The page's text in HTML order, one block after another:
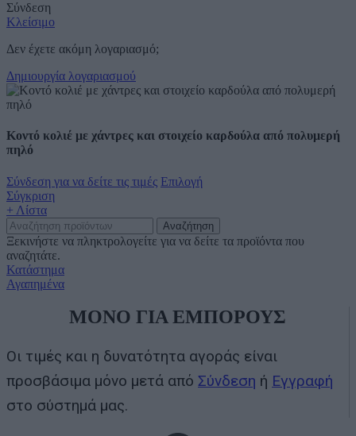
Σύνδεση
Κλείσιμο
Δεν έχετε ακόμη λογαριασμό;
Δημιουργία λογαριασμού
Κοντό κολιέ με χάντρες και στοιχείο καρδούλα από πολυμερή
πηλό
Σύνδεση για να δείτε τις τιμές Επιλογή
Σύγκριση
+ Λίστα
Αναζήτηση
Ξεκινήστε να πληκτρολογείτε για να δείτε τα προϊόντα που
αναζητάτε.
Κατάστημα
Αγαπημένα
ΜΟΝΟ ΓΙΑ ΕΜΠΟΡΟΥΣ
Οι τιμές και η δυνατότητα αγοράς είναι
προσβάσιμα μόνο μετά από Σύνδεση ή Εγγραφή
στο σύστημά μας.